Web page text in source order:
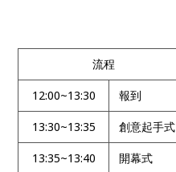
流程
12:00~13:30 報到
13:30~13:35 創意起手式
13:35~13:40 開幕式